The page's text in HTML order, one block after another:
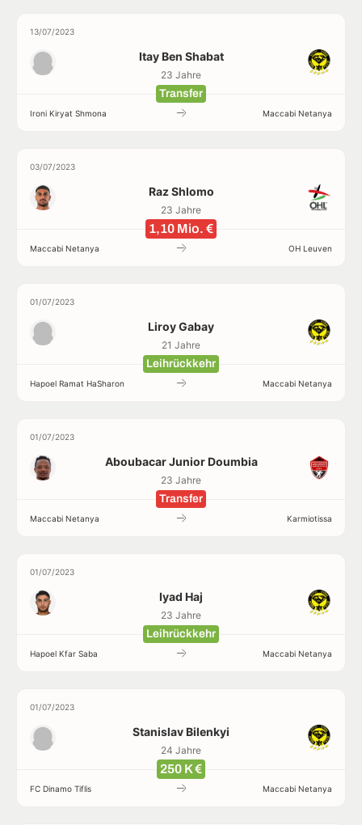
13/07/2023
Itay Ben Shabat
23 Jahre
Transfer
Ironi Kiryat Shmona Maccabi Netanya
03/07/2023
Raz Shlomo
23 Jahre
1,10 Mio. €
Maccabi Netanya OH Leuven
01/07/2023
Liroy Gabay
21 Jahre
Leihrückkehr
Hapoel Ramat HaSharon Maccabi Netanya
01/07/2023
Aboubacar Junior Doumbia
23 Jahre
Transfer
Maccabi Netanya Karmiotissa
01/07/2023
Iyad Haj
23 Jahre
Leihrückkehr
Hapoel Kfar Saba Maccabi Netanya
01/07/2023
Stanislav Bilenkyi
24 Jahre
250 K €
FC Dinamo Tiflis Maccabi Netanya